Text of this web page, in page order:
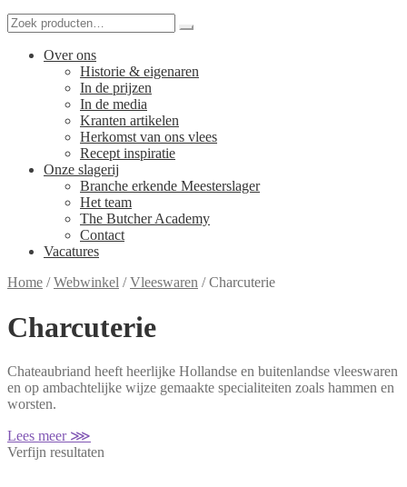
Over ons
Historie & eigenaren
In de prijzen
In de media
Kranten artikelen
Herkomst van ons vlees
Recept inspiratie
Onze slagerij
Branche erkende Meesterslager
Het team
The Butcher Academy
Contact
Vacatures
Home /Webwinkel /Vleeswaren /Charcuterie
Charcuterie
Chateaubriand heeft heerlijke Hollandse en buitenlandse vleeswaren
en op ambachtelijke wijze gemaakte specialiteiten zoals hammen en
worsten.
Lees meer ⋙
Verfijn resultaten